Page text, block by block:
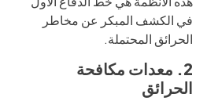
في الكشف المبكر عن مخاطر
الحرائق المحتملة.
2. معدات مكافحة
الحرائق